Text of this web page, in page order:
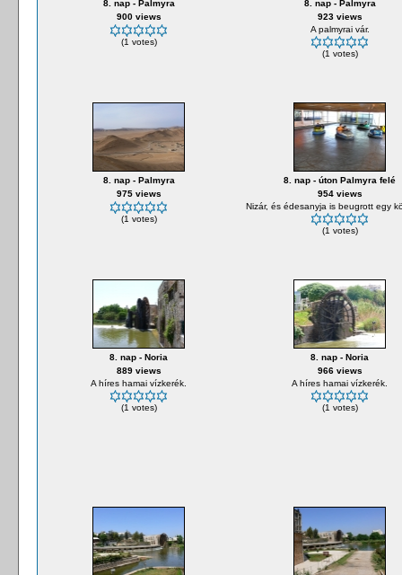
8. nap - Palmyra
900 views
(1 votes)
8. nap - Palmyra
923 views
A palmyrai vár.
(1 votes)
8. nap - Palmyra
975 views
(1 votes)
8. nap - úton Palmyra felé
954 views
Nizár, és édesanyja is beugrott egy
(1 votes)
8. nap - Noria
889 views
A híres hamai vízkerék.
(1 votes)
8. nap - Noria
966 views
A híres hamai vízkerék.
(1 votes)